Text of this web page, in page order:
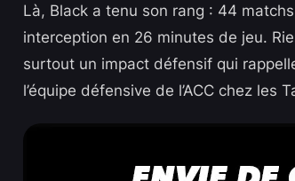
Là, Black a tenu son rang : 44
interception en 26 minutes de jeu.
surtout un impact défensif qui
l’équipe défensive de l’ACC chez les